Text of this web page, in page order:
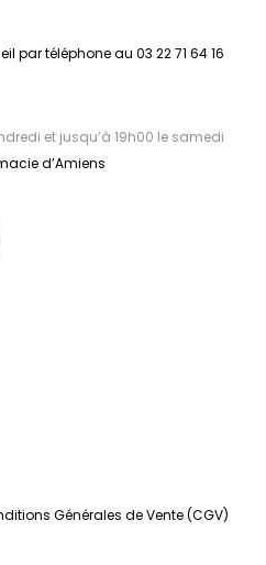
par téléphone au 03 22 71 64 16
et jusqu’à 19h00 le samedi
d’Amiens
Générales de Vente (CGV)